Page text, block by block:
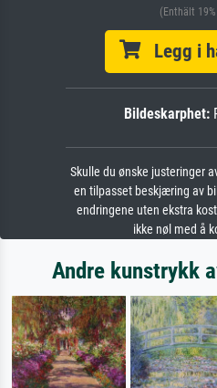
(Enthält
Legg i
Bildeskarphet:
Skulle du ønske justeringer
en tilpasset beskjæring av
endringene uten ekstra
ikke nøl med å
Andre kunstrykk